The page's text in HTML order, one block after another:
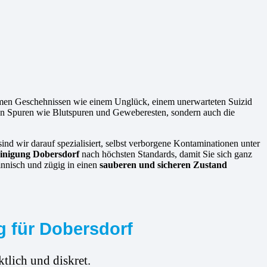
Geschehnissen wie einem Unglück, einem unerwarteten Suizid
wie Blutspuren und Geweberesten, sondern auch die
wir darauf spezialisiert, selbst verborgene Kontaminationen unter
Dobersdorfnach höchsten Standards, damit Sie sich ganz
und zügig in einen sauberen und sicheren Zustand
für Dobersdorf
und diskret.